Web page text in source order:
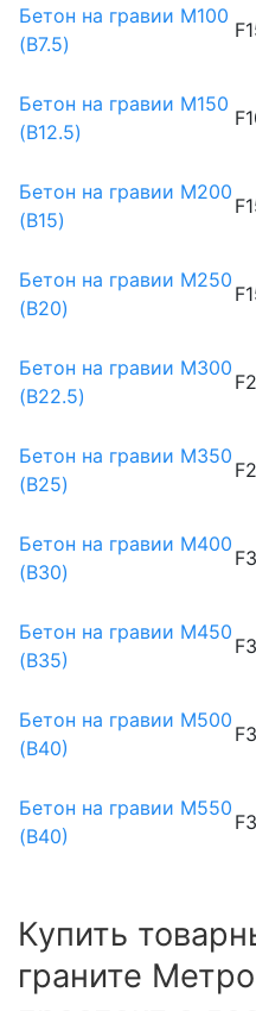
Бетон на гравии М100
(B7.5)
Бетон на гравии М150
(B12.5)
Бетон на гравии М200
(B15)
Бетон на гравии М250
(B20)
Бетон на гравии М300
(B22.5)
Бетон на гравии М350
(B25)
Бетон на гравии М400
(B30)
Бетон на гравии М450
(В35)
Бетон на гравии М500
(В40)
Бетон на гравии М550
(В40)
Купить
граните